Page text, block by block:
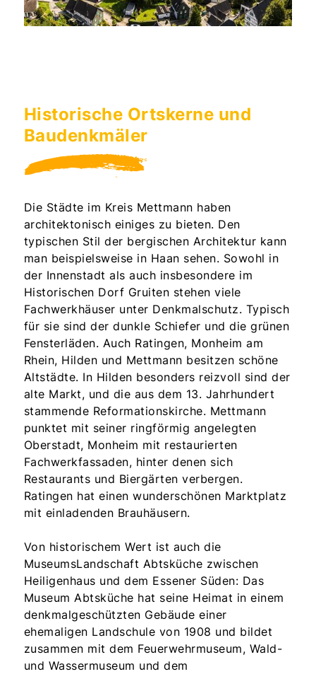
Historische Ortskerne und
Baudenkmäler
Die Städte im Kreis Mettmann haben
architektonisch einiges zu bieten. Den
typischen Stil der bergischen Architektur kann
man beispielsweise in Haan sehen. Sowohl in
der Innenstadt als auch insbesondere im
Historischen Dorf Gruiten stehen viele
Fachwerkhäuser unter Denkmalschutz. Typisch
für sie sind der dunkle Schiefer und die grünen
Fensterläden. Auch Ratingen, Monheim am
Rhein, Hilden und Mettmann besitzen schöne
Altstädte. In Hilden besonders reizvoll sind der
alte Markt, und die aus dem 13. Jahrhundert
stammende Reformationskirche. Mettmann
punktet mit seiner ringförmig angelegten
Oberstadt, Monheim mit restaurierten
Fachwerkfassaden, hinter denen sich
Restaurants und Biergärten verbergen.
Ratingen hat einen wunderschönen Marktplatz
mit einladenden Brauhäusern.
Von historischem Wert ist auch die
MuseumsLandschaft Abtsküche zwischen
Heiligenhaus und dem Essener Süden: Das
Museum Abtsküche hat seine Heimat in einem
denkmalgeschützten Gebäude einer
ehemaligen Landschule von 1908 und bildet
zusammen mit dem Feuerwehrmuseum, Wald-
und Wassermuseum und dem